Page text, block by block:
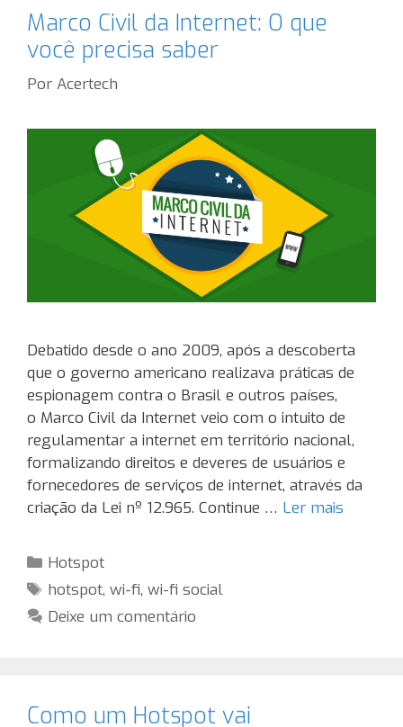
Marco Civil da Internet: O que
você precisa saber
Por Acertech
Debatido desde o ano 2009, após a descoberta
que o governo americano realizava práticas de
espionagem contra o Brasil e outros países,
o Marco Civil da Internet veio com o intuito de
regulamentar a internet em território nacional,
formalizando direitos e deveres de usuários e
fornecedores de serviços de internet, através da
criação da Lei nº 12.965. Continue … Ler mais
Categorias
Hotspot
Tags
hotspot,wi-fi,wi-fi social
Deixe um comentário
Como um Hotspot vai